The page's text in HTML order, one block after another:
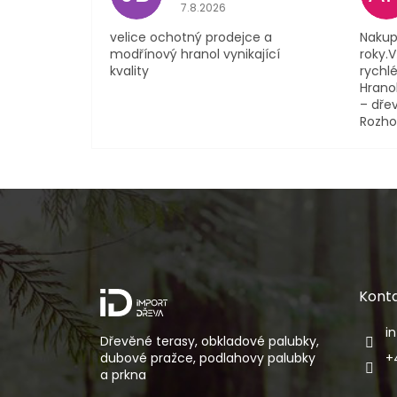
7.8.2026
velice ochotný prodejce a
modřínový hranol vynikající
kvality
–
Z
p
a
t
Dřevěné terasy, obkladové palubky,
dubové pražce, podlahovy palubky
a prkna